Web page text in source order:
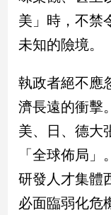
地
方
新
毒
專
區
南
台
灣
美」時，不禁
未知的險境。
執政者絕不應
濟長遠的衝擊
美、日、德大
「全球佈局
研發人才集體
必面臨弱化危